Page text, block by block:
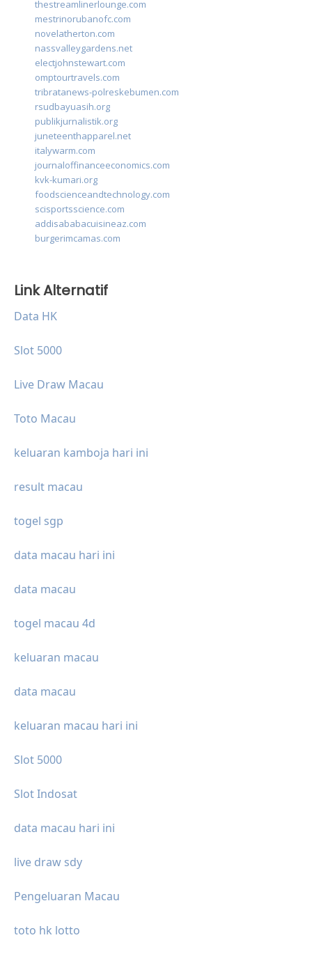
thestreamlinerlounge.com
mestrinorubanofc.com
novelatherton.com
nassvalleygardens.net
electjohnstewart.com
omptourtravels.com
tribratanews-polreskebumen.com
rsudbayuasih.org
publikjurnalistik.org
juneteenthapparel.net
italywarm.com
journaloffinanceeconomics.com
kvk-kumari.org
foodscienceandtechnology.com
scisportsscience.com
addisababacuisineaz.com
burgerimcamas.com
Link Alternatif
Data HK
Slot 5000
Live Draw Macau
Toto Macau
keluaran kamboja hari ini
result macau
togel sgp
data macau hari ini
data macau
togel macau 4d
keluaran macau
data macau
keluaran macau hari ini
Slot 5000
Slot Indosat
data macau hari ini
live draw sdy
Pengeluaran Macau
toto hk lotto